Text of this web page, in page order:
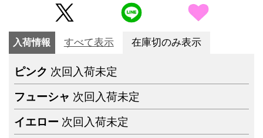
入荷情報 すべて表示 在庫切のみ表示
ピンク 次回入荷未定
フューシャ 次回入荷未定
イエロー 次回入荷未定